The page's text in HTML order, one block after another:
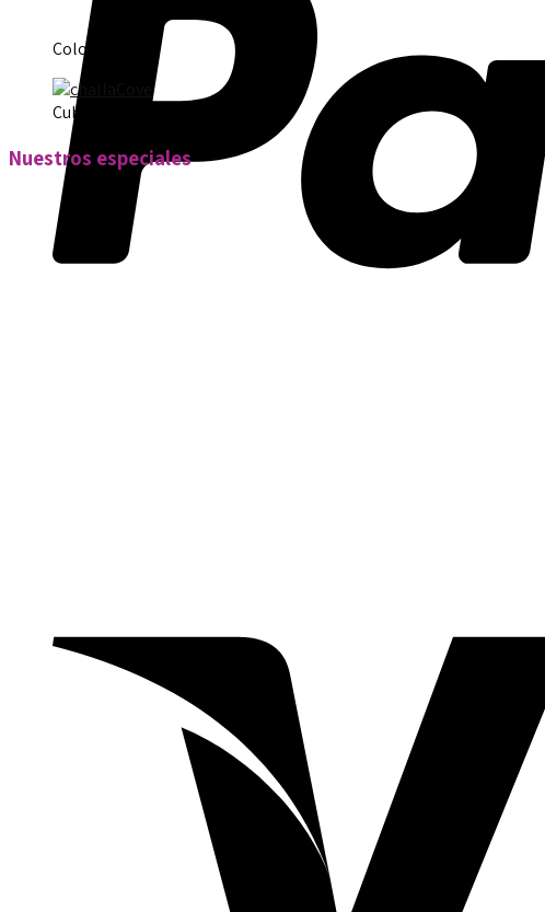
Colocacion
Cubierta de challah
Nuestros especiales